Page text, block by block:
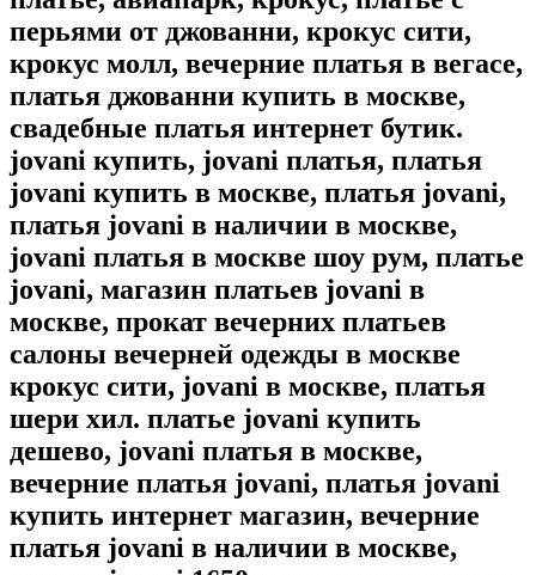
перьями от джованни, крокус сити,
крокус молл, вечерние платья в вегасе,
платья джованни купить в москве,
свадебные платья интернет бутик.
jovani купить, jovani платья, платья
jovani купить в москве, платья jovani,
платья jovani в наличии в москве,
jovani платья в москве шоу рум, платье
jovani, магазин платьев jovani в
москве, прокат вечерних платьев
салоны вечерней одежды в москве
крокус сити, jovani в москве, платья
шери хил. платье jovani купить
дешево, jovani платья в москве,
вечерние платья jovani, платья jovani
купить интернет магазин, вечерние
платья jovani в наличии в москве,